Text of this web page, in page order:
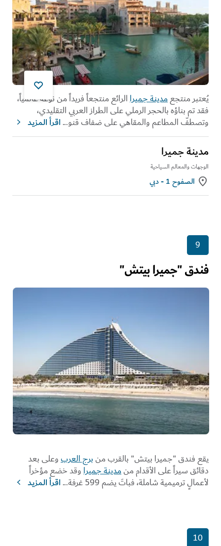
يُعتبر منتجعمدينة جميراالرائع منتجعاً فريداً من نوعه عالمياً،
فقد تم بناؤه بالحجر الرملي على الطراز العربي التقليدي،
وتصطفّ المطاعم والمقاهي على ضفاف قنو...اقرأ المزيد
مدينة جميرا
الوجهات والمعالم السياحية
الصفوح 1 - دبي
9
فندق "جميرا بيتش"
يقع فندق "جميرا بيتش" بالقرب منبرج العربوعلى بعد
دقائق سيراً على الأقدام منمدينة جميراوقد خضع مؤخراً
لأعمالٍ ترميمية شاملة، فباتَ يضم 599 غرفة
...اقرأ المزيد
10